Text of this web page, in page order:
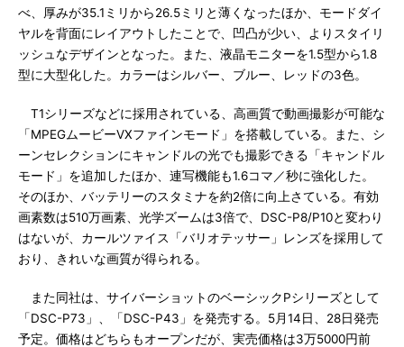
べ、厚みが35.1ミリから26.5ミリと薄くなったほか、モードダイ
ヤルを背面にレイアウトしたことで、凹凸が少い、よりスタイリ
ッシュなデザインとなった。また、液晶モニターを1.5型から1.8
型に大型化した。カラーはシルバー、ブルー、レッドの3色。
T1シリーズなどに採用されている、高画質で動画撮影が可能な
「MPEGムービーVXファインモード」を搭載している。また、シ
ーンセレクションにキャンドルの光でも撮影できる「キャンドル
モード」を追加したほか、連写機能も1.6コマ／秒に強化した。
そのほか、バッテリーのスタミナを約2倍に向上さている。有効
画素数は510万画素、光学ズームは3倍で、DSC-P8/P10と変わり
はないが、カールツァイス「バリオテッサー」レンズを採用して
おり、きれいな画質が得られる。
また同社は、サイバーショットのベーシックPシリーズとして
「DSC-P73」、「DSC-P43」を発売する。5月14日、28日発売
予定。価格はどちらもオープンだが、実売価格は3万5000円前